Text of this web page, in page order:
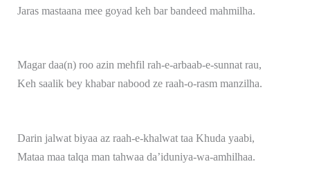
Jaras mastaana mee goyad keh bar bandeed mahmilha.
Magar daa(n) roo azin mehfil rah-e-arbaab-e-sunnat rau,
Keh saalik bey khabar nabood ze raah-o-rasm manzilha.
Darin jalwat biyaa az raah-e-khalwat taa Khuda yaabi,
Mataa maa talqa man tahwaa da’iduniya-wa-amhilhaa.